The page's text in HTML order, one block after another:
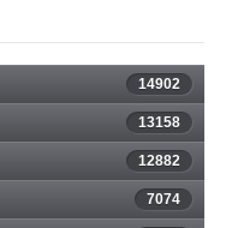
14902
13158
12882
7074